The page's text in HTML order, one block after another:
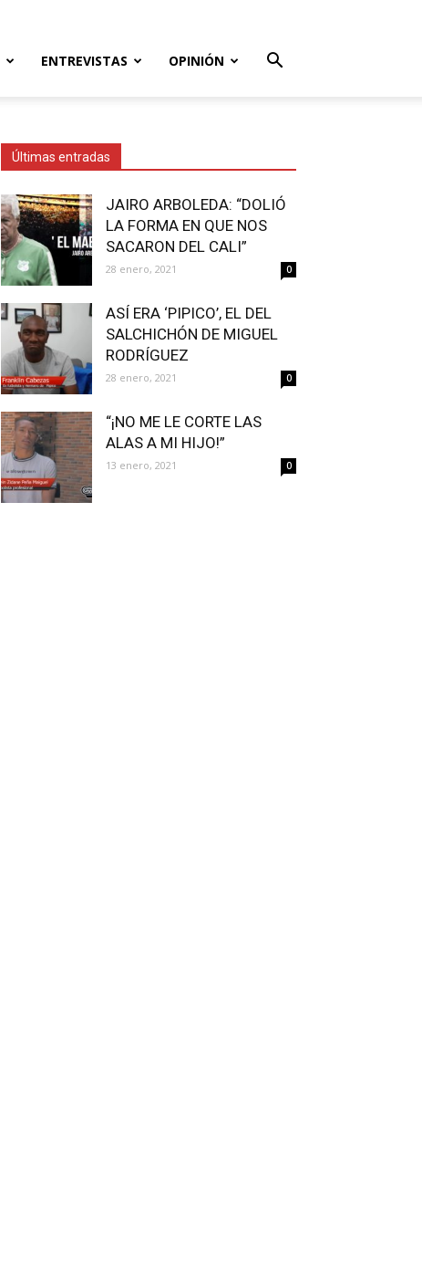
ENTREVISTAS OPINIÓN
Últimas entradas
JAIRO ARBOLEDA: “DOLIÓ
LA FORMA EN QUE NOS
SACARON DEL CALI”
28 enero, 2021 0
ASÍ ERA ‘PIPICO’, EL DEL
SALCHICHÓN DE MIGUEL
RODRÍGUEZ
28 enero, 2021 0
“¡NO ME LE CORTE LAS
ALAS A MI HIJO!”
13 enero, 2021 0